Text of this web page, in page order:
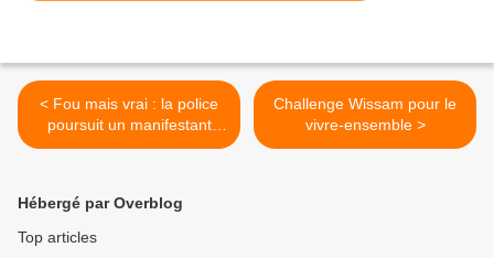
< Fou mais vrai : la police
poursuit un manifestant
pour « jet de feuilles
Challenge Wissam pour le
vivre-ensemble >
Hébergé par Overblog
Top articles